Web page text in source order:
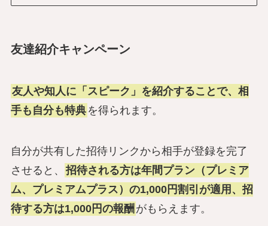
友達紹介キャンペーン
友人や知人に「スピーク」を紹介することで、相
手も自分も特典 を得られます。
自分が共有した招待リンクから相手が登録を完了
させると、
招待される方は年間プラン（プレミア
ム、プレミアムプラス）の1,000円割引が適用、招
待する方は1,000円の報酬 がもらえます。